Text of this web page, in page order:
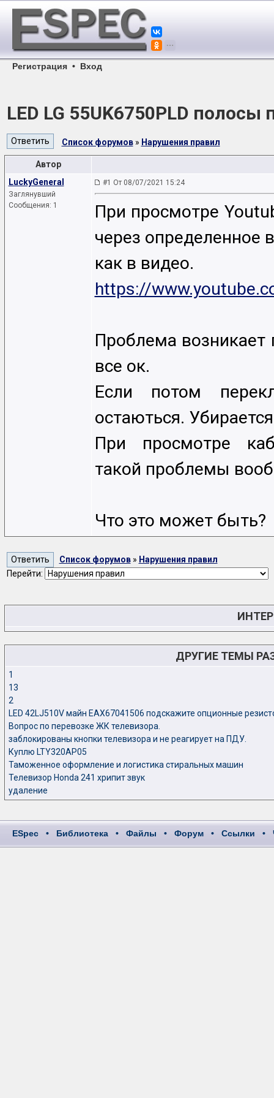
Регистрация • Вход
LED LG 55UK6750PLD
Список форумов» Нарушения правил
Автор
LuckyGeneral
Заглянувший
Сообщения: 1
#1 От 08/07/2021 15:24
При просмотре
через определенное
как в видео.
https://
Проблема
все ок.
Если потом
остаються.
При просмотре
такой проблемы
Что это может быть?
Список форумов» Нарушения правил
Перейти:
ДРУГИЕ ТЕМЫ
1
13
2
LED 42LJ510V майн EAX67041506 подскажите опционные
Вопрос по перевозке ЖК телевизора.
заблокированы кнопки телевизора и не реагирует на ПДУ.
Куплю LTY320AP05
Таможенное оформление и логистика стиральных машин
Телевизор Honda 241 хрипит звук
удаление
ESpec • Библиотека • Файлы • Форум • Ссылки •